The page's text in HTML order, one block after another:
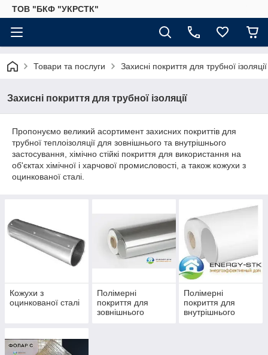
ТОВ "БКФ "УКРСТК"
Товари та послуги Захисні покриття для трубної ізоляції
Захисні покриття для трубної ізоляції
Пропонуємо великий асортимент захисних покриттів для
трубної теплоізоляції для зовнішнього та внутрішнього
застосування, хімічно стійкі покриття для використання на
об'єктах хімічної і харчової промисловості, а також кожухи з
оцинкованої сталі.
Кожухи з
оцинкованої сталі
Полімерні
покриття для
зовнішнього
Полімерні
покриття для
внутрішнього